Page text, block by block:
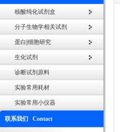
核酸纯化试剂盒
分子生物学相关试剂
蛋白|细胞研究
生化试剂
诊断试剂原料
实验常用耗材
实验常用小仪器
联系我们 Contact